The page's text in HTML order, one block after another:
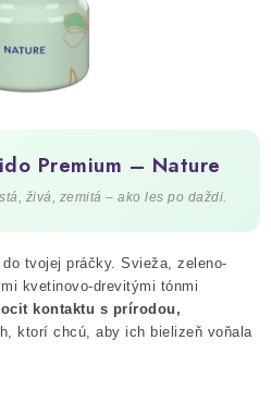
PRODUKTY
Premium – Nature
živá, zemitá – ako les po daždi.
tvojej práčky. Svieža, zeleno-
kvetinovo-drevitými tónmi
kontaktu s prírodou,
ktorí chcú, aby ich bielizeň voňala